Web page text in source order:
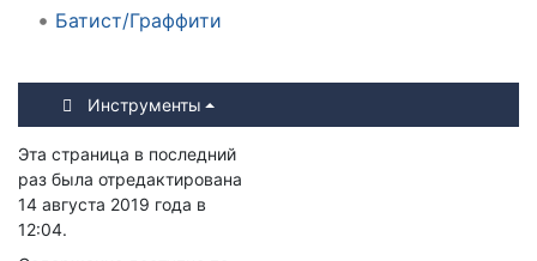
Батист/Граффити
Инструменты
Эта страница в последний
раз была отредактирована
14 августа 2019 года в
12:04.